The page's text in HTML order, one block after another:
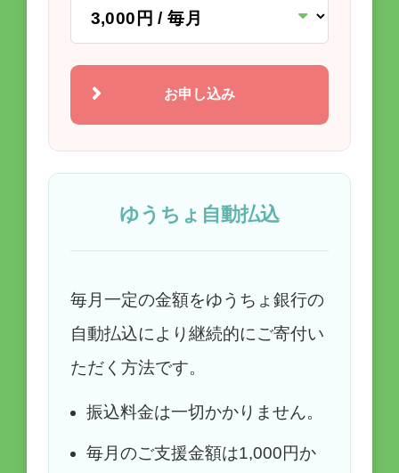
お申し込み
ゆうちょ自動払込
毎月一定の金額をゆうちょ銀行の
自動払込により継続的にご寄付い
ただく方法です。
振込料金は一切かかりません。
毎月のご支援金額は1,000円か
03-6380-8411
Eメール
supporter@single-mama.com